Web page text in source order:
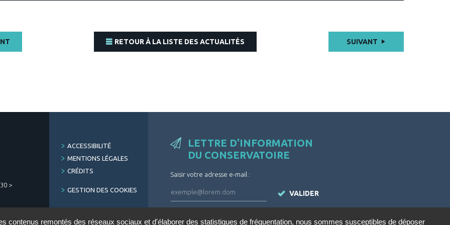
contenus remontés des réseaux sociaux et d'élaborer des statistiques de fréquentation, nous sommes susceptibles de déposer
RETOUR À LA LISTE DES ACTUALITÉS SUIVANT
>
FOOTER
ACCESSIBILITÉ
MENTIONS LÉGALES
CRÉDITS
GESTION DES COOKIES
LETTRE D'INFORMATION
DU CONSERVATOIRE
Saisir votre adresse e-mail :
VALIDER
ARCHIVES